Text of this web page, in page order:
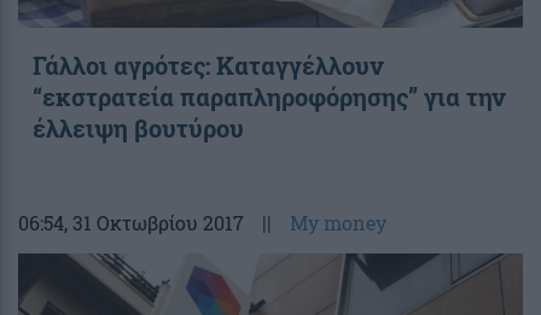
Γάλλοι αγρότες: Καταγγέλλουν
“εκστρατεία παραπληροφόρησης” για την
έλλειψη βουτύρου
06:54, 31 Οκτωβρίου 2017 || My money